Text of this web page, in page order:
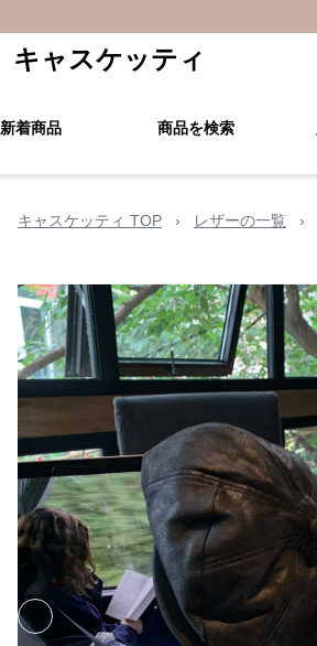
キャスケッティ
新着商品 商品を検索
キャスケッティ TOP › レザーの一覧 ›
Previous slide